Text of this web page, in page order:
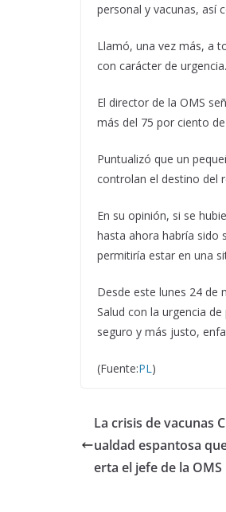
personal y vacunas, así
Llamó, una vez más, a
con carácter de urgencia.
El director de la OMS
más del 75 por ciento
Puntualizó que un
controlan el destino del
En su opinión, si se
hasta ahora habría sido
permitiría estar en una
Desde este lunes 24 de
Salud con la urgencia
seguro y más justo,
(Fuente:PL )
La crisis de vacunas
ualdad espantosa
erta el jefe de la OMS